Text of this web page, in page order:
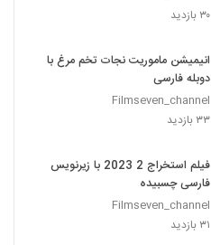
۳۰ بازدید
انیمیشن ماموریت نجات تخم مرغ با
دوبله فارسی
Filmseven_channel
۳۳ بازدید
فیلم استخراج 2 2023 با زیرنویس
فارسی چسبیده
Filmseven_channel
۳۱ بازدید